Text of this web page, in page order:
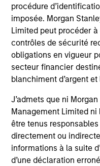
procédure
imposée. Morgan
Limited peut procéder
contrôles de sécurité
obligations en vigueur
secteur financier
blanchiment d’argent
J’admets que ni
Management Limited ni
être tenus
directement ou
informations à la suite
d’une déclaration
May not represent all
The information on
purposes only. The
not constitute and
offering of advisory
solicitation of an offer
jurisdiction in which
securities, insurance
All investing involves
Please refer to the
information on the
considerations.